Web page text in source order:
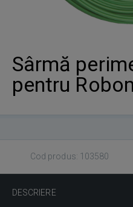
Sârmă
pentru
Cod produs: 103580
DESCRIERE